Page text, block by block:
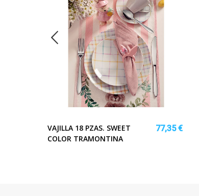
VAJILLA 18 PZAS. SWEET
COLOR TRAMONTINA
77,35 €